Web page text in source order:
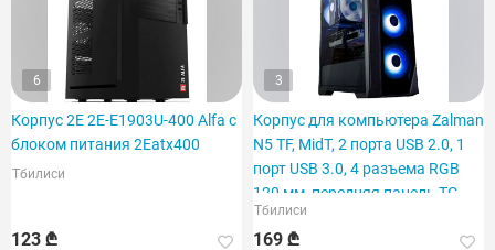
6
Корпус 2E 2E-E1903U-400 Alfa с
блоком питания 2Eatx400
Тбилиси
123 ₾
3
Корпус для компьютера Zalman
N5 TF, MidT, 2 порта USB 2.0, 1
порт USB 3.0, 4 разъема RGB
120 мм, передняя панель TG.
Тбилиси
169 ₾